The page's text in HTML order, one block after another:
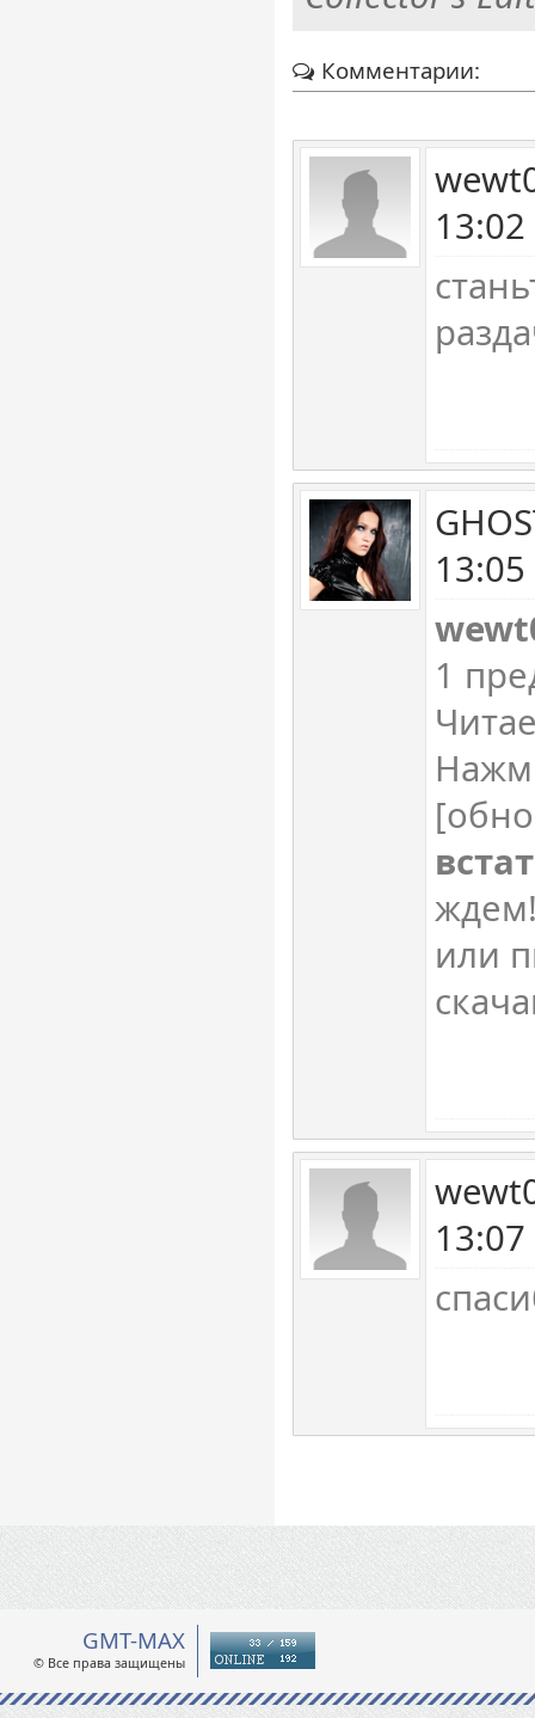
Комментарии:
1
или
GMT-MAX
© Все права защищены